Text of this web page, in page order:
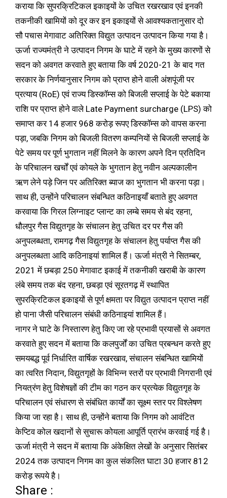
कराया कि सुपरक्रिटिकल इकाइयों के उचित रखरखाव एवं इनकी
तकनीकी खामियों को दूर कर इन इकाइयों से आवश्यकतानुसार दो
सौ पचास मेगावाट अतिरिक्त विद्युत उत्पादन उत्पादन किया गया है।
ऊर्जा राज्यमंत्री ने उत्पादन निगम के घाटे में रहने के मुख्य कारणों से
सदन को अवगत करवाते हुए बताया कि वर्ष 2020-21 के बाद गत
सरकार के निर्णयानुसार निगम को प्राप्त होने वाली अंशपूंजी पर
प्रत्याय (RoE) एवं राज्य डिस्कॉम्स को बिजली सप्लाई के पेटे बकाया
राशि पर प्राप्त होने वाले Late Payment surcharge (LPS) को
समाप्त कर 14 हजार 968 करोड़ रूपए डिस्कॉम्स को वापस करना
पड़ा, जबकि निगम को बिजली वितरण कम्पनियों से बिजली सप्लाई के
पेटे समय पर पूर्ण भुगतान नहीं मिलने के कारण अपने दिन प्रतिदिन
के परिचालन खर्चों एवं कोयले के भुगतान हेतु नवीन अल्पकालीन
ऋण लेने पड़े जिन पर अतिरिक्त ब्याज का भुगतान भी करना पड़ा।
साथ ही, उन्होंने परिचालन संबन्धित कठिनाइयाँ बताते हुए अवगत
करवाया कि गिरल लिग्नाइट प्लान्ट का लम्बे समय से बंद रहना,
धौलपुर गैस विद्युतगृह के संचालन हेतु उचित दर पर गैस की
अनुपलब्धता, रामगढ़ गैस विद्युतगृह के संचालन हेतु पर्याप्त गैस की
अनुपलब्धता आदि कठिनाइयां शामिल हैं। ऊर्जा मंत्री ने सितम्बर,
2021 में छबड़ा 250 मेगावाट इकाई में तकनीकी खराबी के कारण
लंबे समय तक बंद रहना, छबड़ा एवं सूरतगढ़ में स्थापित
सुपरक्रिटिकल इकाइयों से पूर्ण क्षमता पर विद्युत उत्पादन प्राप्त नहीं
हो पाना जैसी परिचालन संबंधी कठिनाइयां शामिल हैं।
नागर ने घाटे के निस्तारण हेतु किए जा रहे प्रभावी प्रयासों से अवगत
करवाते हुए सदन में बताया कि कलपुर्जों का उचित प्रबन्धन करते हुए
समयबद्ध पूर्व निर्धारित वार्षिक रखरखाव, संचालन संबन्धित खामियों
का त्वरित निदान, विद्युतगृहों के विभिन्न स्तरों पर प्रभावी निगरानी एवं
नियत्रंण हेतु विशेषज्ञों की टीम का गठन कर प्रत्येक विद्युतगृह के
परिचालन एवं संधारण से संबंधित कार्यों का सूक्ष्म स्तर पर विश्लेषण
किया जा रहा है। साथ ही, उन्होंने बताया कि निगम को आवंटित
केप्टिव कोल खदानों से सुचारू कोयला आपूर्ति प्रारंभ करवाई गई है।
ऊर्जा मंत्री ने सदन में बताया कि अंकेक्षित लेखों के अनुसार सितंबर
2024 तक उत्पादन निगम का कुल संकलित घाटा 30 हजार 812
करोड़ रूपये है।
Share :